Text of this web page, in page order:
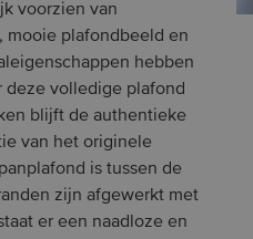
voorzien van
mooie plafondbeeld en
hebben
deze volledige plafond
blijft de authentieke
van het originele
is tussen de
zijn afgewerkt met
er een naadloze en